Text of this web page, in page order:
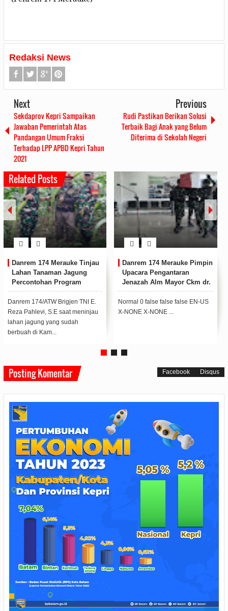
Redaksi News
Next
Sekdaprov Kepri Sampaikan
Jawaban Pemerintah Atas
Pandangan Umum Fraksi
Terhadap LPP APBD Kepri Tahun
2021
Previous
Rudi Pastikan Berikan Solusi
Terbaik Bagi Anak yang Belum
Diterima di Sekolah Negeri
Related Posts
Danrem 174 Merauke Tinjau
Lahan Tanaman Jagung
Percontohan Program
Korem 174/ATW
Danrem 174/ATW Brigjen TNI E.
Reza Pahlevi, S.E saat meninjau
lahan jagung yang sudah
berbuah di Kam...
Danrem 174 Merauke Pimpin
Upacara Pengantaran
Jenazah Alm Mayor Ckm dr.
Beni Arjihans
Normal 0 false false false EN-US
X-NONE X-NONE ...
Posting Komentar Facebook Disqus